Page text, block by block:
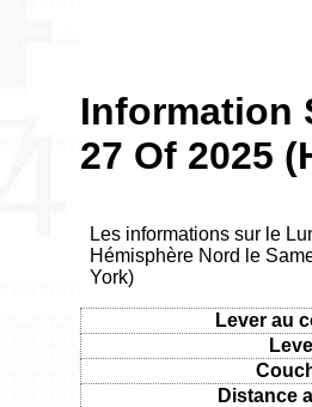
Information
27 Of 2025
Les informations sur le
Hémisphère Nord le
York)
Lever au
Distance